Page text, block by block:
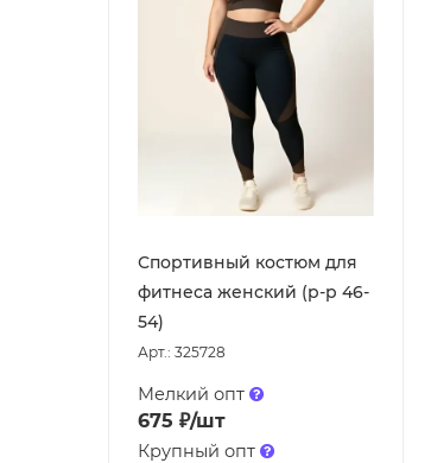
Спортивный костюм для
фитнеса женский (р-р 46-
54)
Арт.: 325728
Мелкий опт
675 ₽/шт
Крупный опт